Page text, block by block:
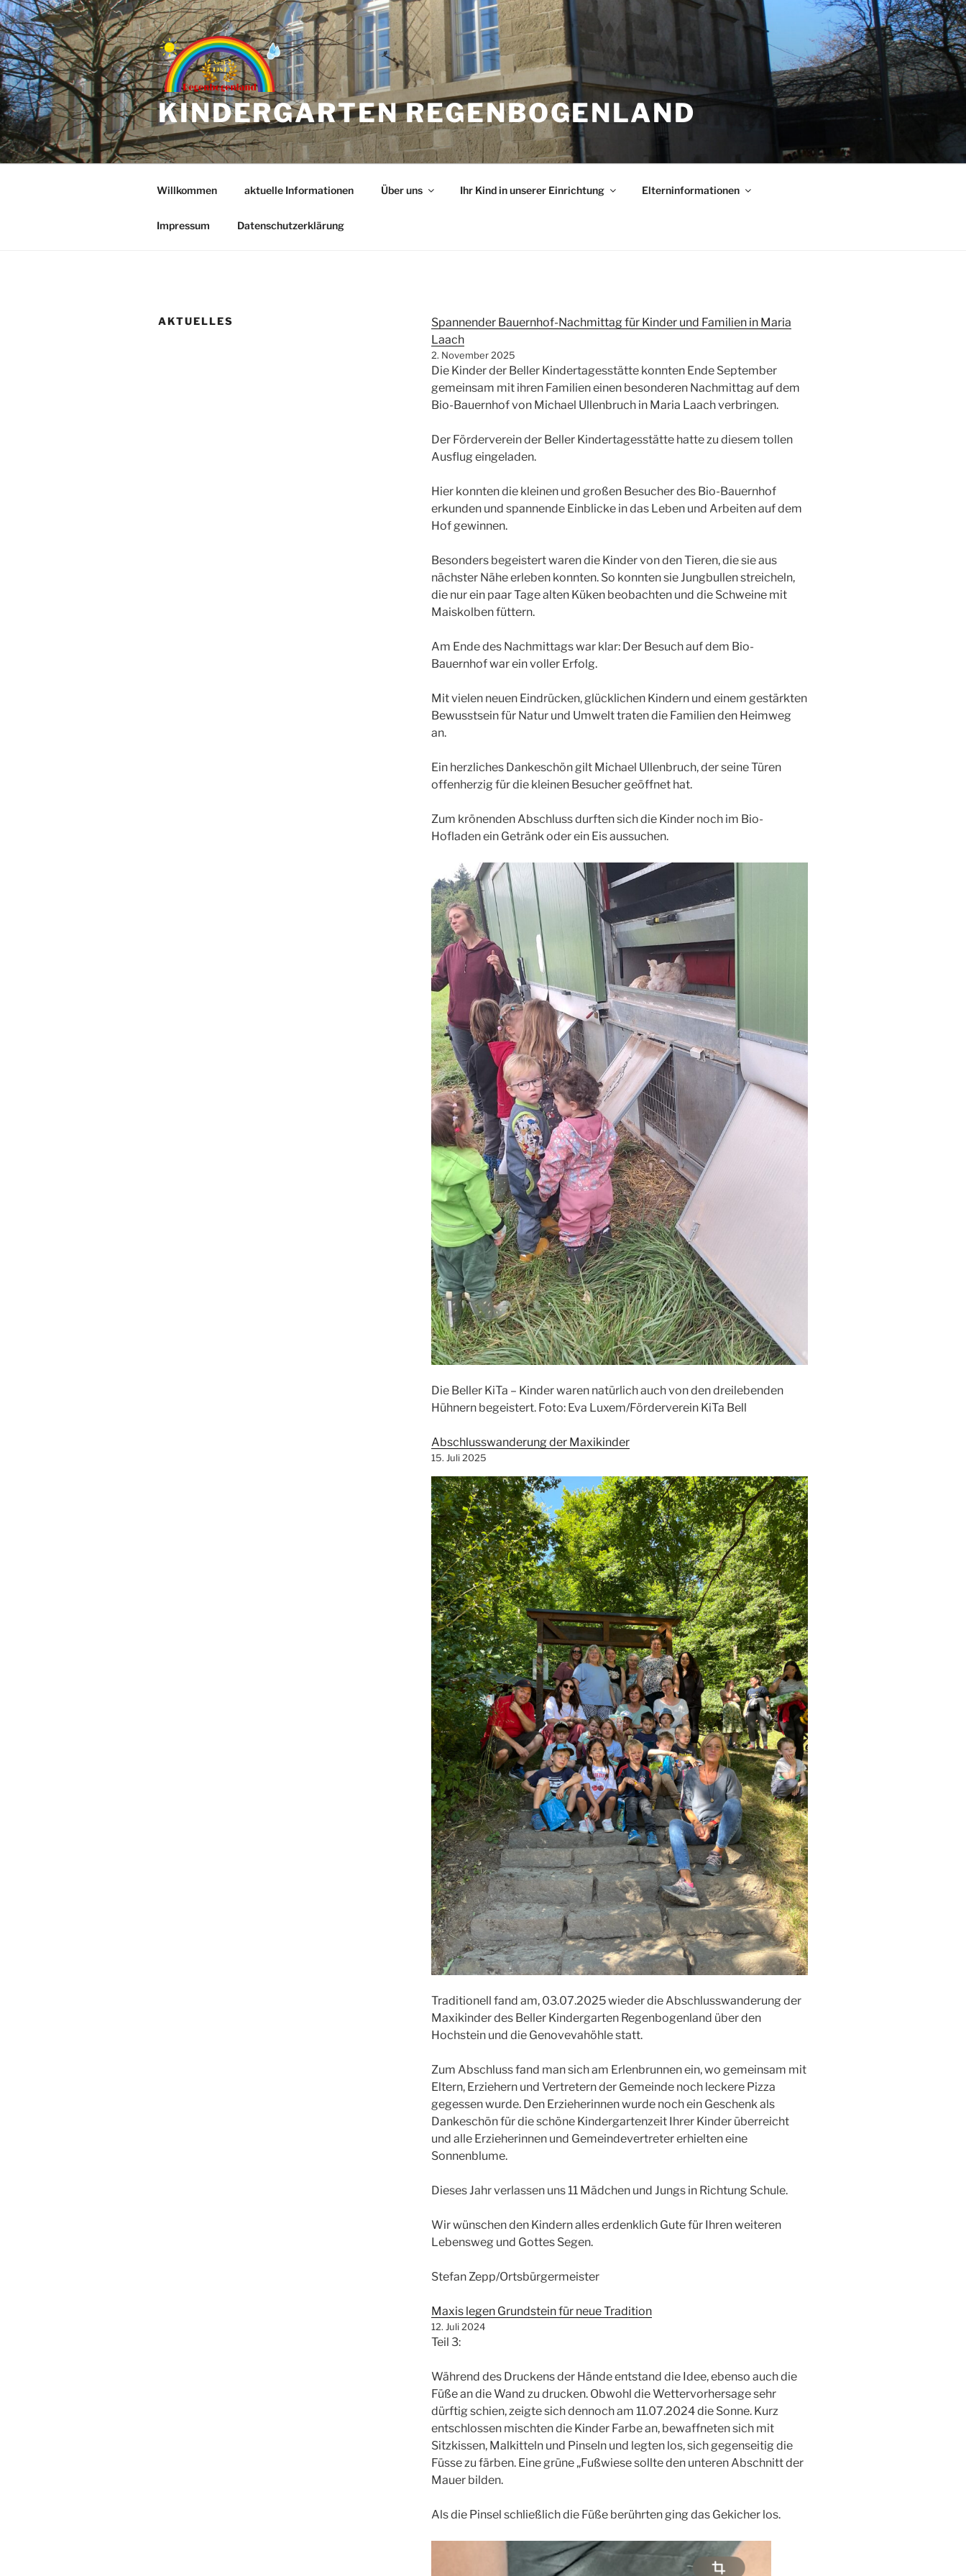
Zum
Inhalt
springen
KINDERGARTEN REGENBOGENLAND
Willkommen aktuelle Informationen Über uns Ihr Kind in unserer Einrichtung Elterninformationen
Impressum Datenschutzerklärung
AKTUELLES
Spannender Bauernhof-Nachmittag für Kinder und Familien in Maria
Laach
2. November 2025
Die Kinder der Beller Kindertagesstätte konnten Ende September
gemeinsam mit ihren Familien einen besonderen Nachmittag auf dem
Bio-Bauernhof von Michael Ullenbruch in Maria Laach verbringen.
Der Förderverein der Beller Kindertagesstätte hatte zu diesem tollen
Ausflug eingeladen.
Hier konnten die kleinen und großen Besucher des Bio-Bauernhof
erkunden und spannende Einblicke in das Leben und Arbeiten auf dem
Hof gewinnen.
Besonders begeistert waren die Kinder von den Tieren, die sie aus
nächster Nähe erleben konnten. So konnten sie Jungbullen streicheln,
die nur ein paar Tage alten Küken beobachten und die Schweine mit
Maiskolben füttern.
Am Ende des Nachmittags war klar: Der Besuch auf dem Bio-
Bauernhof war ein voller Erfolg.
Mit vielen neuen Eindrücken, glücklichen Kindern und einem gestärkten
Bewusstsein für Natur und Umwelt traten die Familien den Heimweg
an.
Ein herzliches Dankeschön gilt Michael Ullenbruch, der seine Türen
offenherzig für die kleinen Besucher geöffnet hat.
Zum krönenden Abschluss durften sich die Kinder noch im Bio-
Hofladen ein Getränk oder ein Eis aussuchen.
Die Beller KiTa – Kinder waren natürlich auch von den dreilebenden
Hühnern begeistert. Foto: Eva Luxem/Förderverein KiTa Bell
Abschlusswanderung der Maxikinder
15. Juli 2025
Traditionell fand am, 03.07.2025 wieder die Abschlusswanderung der
Maxikinder des Beller Kindergarten Regenbogenland über den
Hochstein und die Genovevahöhle statt.
Zum Abschluss fand man sich am Erlenbrunnen ein, wo gemeinsam mit
Eltern, Erziehern und Vertretern der Gemeinde noch leckere Pizza
gegessen wurde. Den Erzieherinnen wurde noch ein Geschenk als
Dankeschön für die schöne Kindergartenzeit Ihrer Kinder überreicht
und alle Erzieherinnen und Gemeindevertreter erhielten eine
Sonnenblume.
Dieses Jahr verlassen uns 11 Mädchen und Jungs in Richtung Schule.
Wir wünschen den Kindern alles erdenklich Gute für Ihren weiteren
Lebensweg und Gottes Segen.
Stefan Zepp/Ortsbürgermeister
Maxis legen Grundstein für neue Tradition
12. Juli 2024
Teil 3:
Während des Druckens der Hände entstand die Idee, ebenso auch die
Füße an die Wand zu drucken. Obwohl die Wettervorhersage sehr
dürftig schien, zeigte sich dennoch am 11.07.2024 die Sonne. Kurz
entschlossen mischten die Kinder Farbe an, bewaffneten sich mit
Sitzkissen, Malkitteln und Pinseln und legten los, sich gegenseitig die
Füsse zu färben. Eine grüne „Fußwiese sollte den unteren Abschnitt der
Mauer bilden.
Als die Pinsel schließlich die Füße berührten ging das Gekicher los.